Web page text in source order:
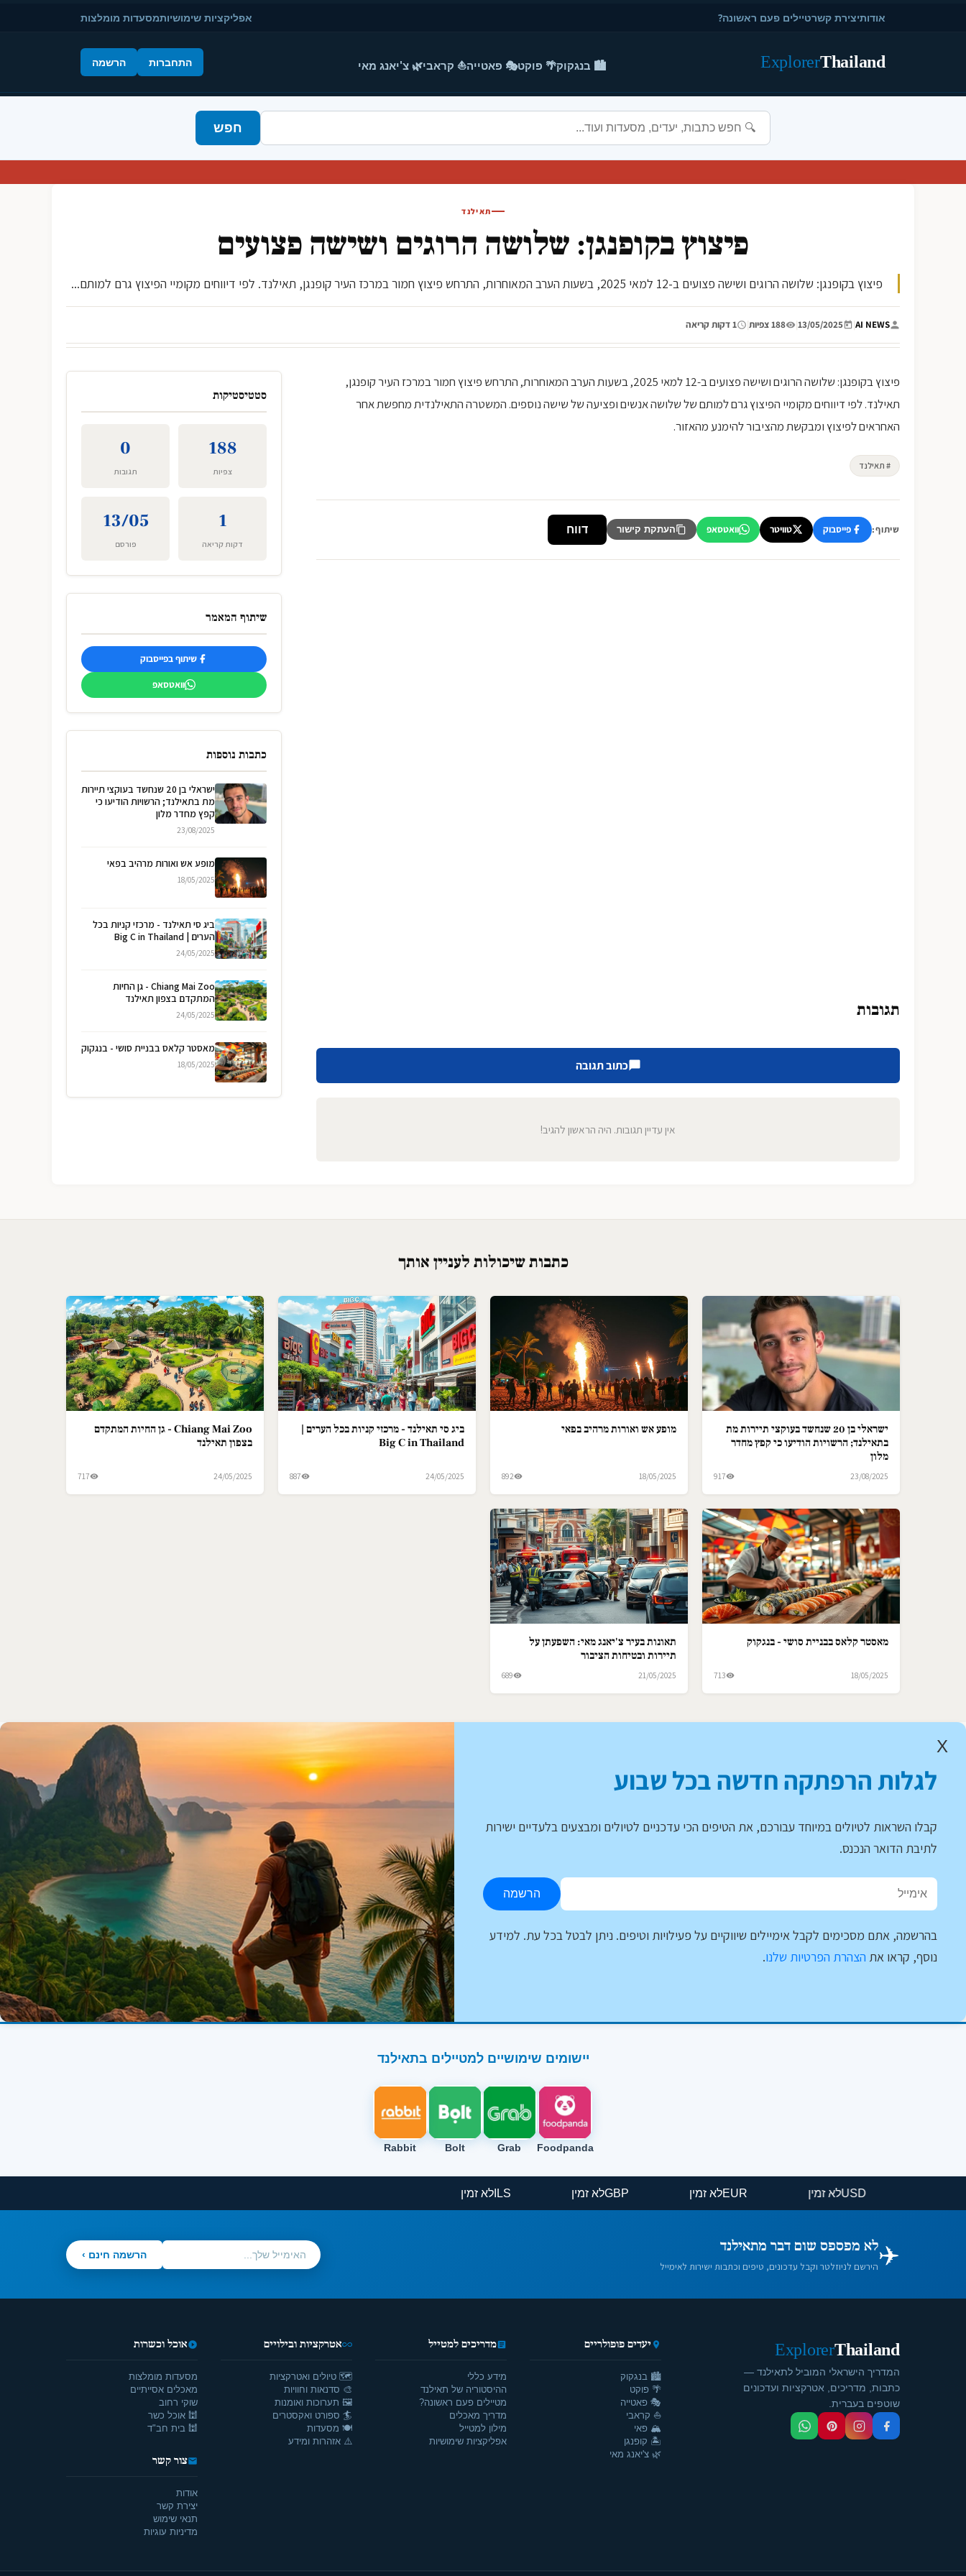
אודותיצירת קשרטיילים פעם ראשונה? אפליקציות שימושיותמסעדות מומלצות
Thailand
Explorer 🏙️ בנגקוק🌴 פוקט🎭 פאטייה⛵ קראבי🌿 צ'יאנג מאי התחברות הרשמה
חפש
תאילנד
פיצוץ בקופנגן: שלושה הרוגים ושישה פצועים
פיצוץ בקופנגן: שלושה הרוגים ושישה פצועים ב-12 למאי 2025, בשעות הערב המאוחרות, התרחש פיצוץ חמור במרכז העיר קופנגן, תאילנד. לפי דיווחים מקומיי הפיצוץ גרם למותם...
AI NEWS
|
13/05/2025
| 188 צפיות | 1 דקות קריאה
פיצוץ בקופנגן: שלושה הרוגים ושישה פצועים ב-12 למאי 2025, בשעות הערב המאוחרות, התרחש פיצוץ חמור במרכז העיר קופנגן,
תאילנד. לפי דיווחים מקומיי הפיצוץ גרם למותם של שלושה אנשים ופציעה של שישה נוספים. המשטרה התאילנדית מחפשת אחר
האחראים לפיצוץ ומבקשת מהציבור להימנע מהאזור.
# תאילנד
שיתוף: פייסבוק טוויטר וואטסאפ העתקת קישור דווח
תגובות
כתוב תגובה
אין עדיין תגובות. היה הראשון להגיב!
סטטיסטיקות
188
צפיות
0
תגובות
1
דקות קריאה
13/05
פורסם
שיתוף המאמר
שיתוף בפייסבוק
וואטסאפ
כתבות נוספות
ישראלי בן 20 שנחשד בעוקצי תיירות
מת בתאילנד; הרשויות הודיעו כי
קפץ מחדר מלון
23/08/2025
מופע אש ואורות מרהיב בפאי
18/05/2025
ביג סי תאילנד - מרכזי קניות בכל
הערים | Big C in Thailand
24/05/2025
Chiang Mai Zoo - גן החיות
המתקדם בצפון תאילנד
24/05/2025
מאסטר קלאס בבניית סושי - בנגקוק
18/05/2025
כתבות שיכולות לעניין אותך
ישראלי בן 20 שנחשד בעוקצי תיירות מת
בתאילנד; הרשויות הודיעו כי קפץ מחדר
מלון
23/08/2025
917
מופע אש ואורות מרהיב בפאי
18/05/2025
892
ביג סי תאילנד - מרכזי קניות בכל הערים |
Big C in Thailand
24/05/2025
887
Chiang Mai Zoo - גן החיות המתקדם
בצפון תאילנד
24/05/2025
717
מאסטר קלאס בבניית סושי - בנגקוק
18/05/2025
713
תאונות בעיר צ'יאנג מאי: השפעתן על
תיירות ובטיחות הציבור
21/05/2025
689
X
לגלות הרפתקה חדשה בכל שבוע
קבלו השראות לטיולים במיוחד עבורכם, את הטיפים הכי עדכניים לטיולים ומבצעים בלעדיים ישירות
לתיבת הדואר הנכנס.
הרשמה
בהרשמה, אתם מסכימים לקבל אימיילים שיווקיים על פעילויות וטיפים. ניתן לבטל בכל עת. למידע
נוסף, קראו את הצהרת הפרטיות שלנו.
יישומים שימושיים למטיילים בתאילנד
Foodpanda
Grab
Bolt
Rabbit
USD
EUR
GBP
ILS
✈️לא מפספס שום דבר מתאילנד
הירשם לניוזלטר וקבל עדכונים, טיפים וכתבות ישירות לאימייל
הרשמה חינם ›
Thailand
Explorer
המדריך הישראלי המוביל לתאילנד —
כתבות, מדריכים, אטרקציות ועדכונים
שוטפים בעברית.
יעדים פופולריים
🏙️ בנגקוק
🌴 פוקט
🎭 פאטייה
⛵ קראבי
🏔️ פאי
🏝️ קופנגן
🌿 צ'יאנג מאי
מדריכים למטייל
מידע כללי
ההיסטוריה של תאילנד
מטיילים פעם ראשונה?
מדריך מאכלים
מילון למטייל
אפליקציות שימושיות
אטרקציות ובילויים
🗺️ טיולים ואטרקציות
🎨 סדנאות וחוויות
🖼️ תערוכות ואומנות
🏄 ספורט ואקסטרים
🍽️ מסעדות
⚠️ אזהרות ומידע
אוכל וכשרות
מסעדות מומלצות
מאכלים אסייתיים
שוקי רחוב
🕍 אוכל כשר
🕍 בית חב"ד
צור קשר
אודות
יצירת קשר
תנאי שימוש
מדיניות עוגיות